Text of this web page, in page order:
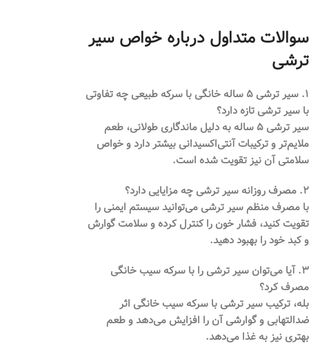
سوالات متداول درباره خواص سیر
ترشی
۱. سیر ترشی ۵ ساله خانگی با سرکه طبیعی چه تفاوتی
با سیر ترشی تازه دارد؟
سیر ترشی ۵ ساله به دلیل ماندگاری طولانی، طعم
ملایم‌تر و ترکیبات آنتی‌اکسیدانی بیشتر دارد و خواص
سلامتی آن نیز تقویت شده است.
۲. مصرف روزانه سیر ترشی چه مزایایی دارد؟
با مصرف منظم سیر ترشی می‌توانید سیستم ایمنی را
تقویت کنید، فشار خون را کنترل کرده و سلامت گوارش
و کبد خود را بهبود دهید.
۳. آیا می‌توان سیر ترشی را با سرکه سیب خانگی
مصرف کرد؟
بله، ترکیب سیر ترشی با سرکه سیب خانگی اثر
ضدالتهابی و گوارشی آن را افزایش می‌دهد و طعم
بهتری نیز به غذا می‌دهد.